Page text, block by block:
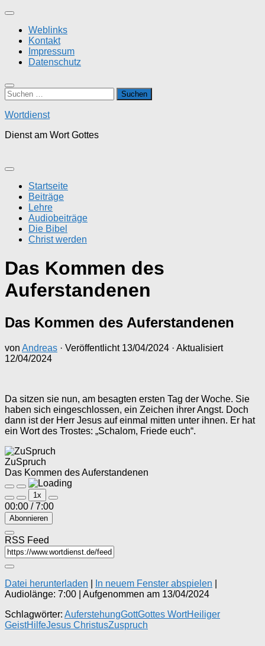
Zum
springenWeblinks
Kontakt
Impressum
Datenschutz
Suchen
nach:
Wortdienst
Dienst am Wort Gottes
Startseite
Beiträge
Lehre
Audiobeiträge
Die Bibel
Christ werden
Das Kommen des
Auferstandenen
Das Kommen des Auferstandenen
von Andreas · Veröffentlicht 13/04/2024 · Aktualisiert
12/04/2024
Da sitzen sie nun, am besagten ersten Tag der Woche. Sie
haben sich eingeschlossen, ein Zeichen ihrer Angst. Doch
dann ist der Herr Jesus auf einmal mitten unter ihnen. Er hat
ein Wort des Trostes: „Schalom, Friede euch“.
ZuSpruch
Das Kommen des Auferstandenen
Play
Episode
Pause
Episode
1x
00:00 / 7:00
Abonnieren
RSS Feed
Datei herunterladen In neuem Fenster abspielen
Audiolänge: 7:00
Aufgenommen am 13/04/2024
Schlagwörter: AuferstehungGottGottes WortHeiliger
GeistHilfeJesus ChristusZuspruch